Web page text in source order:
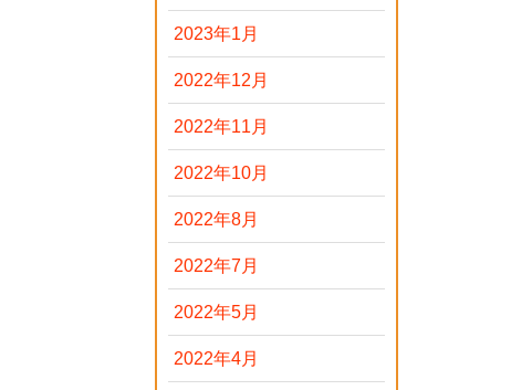
2023年1月
2022年12月
2022年11月
2022年10月
2022年8月
2022年7月
2022年5月
2022年4月